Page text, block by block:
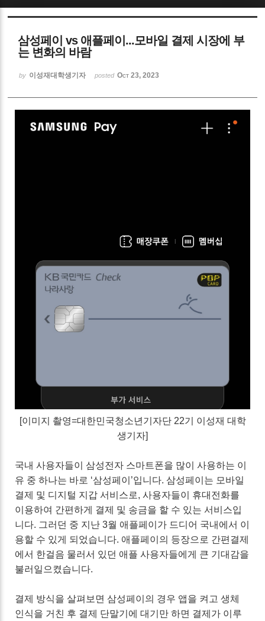
삼성페이 vs 애플페이...모바일 결제 시장에 부
는 변화의 바람
by 이성재대학생기자 posted Oct 23, 2023
[이미지 촬영=대한민국청소년기자단 22기 이성재 대학
생기자]
국내 사용자들이 삼성전자 스마트폰을 많이 사용하는 이
유 중 하나는 바로 ‘삼성페이’입니다. 삼성페이는 모바일
결제 및 디지털 지갑 서비스로, 사용자들이 휴대전화를
이용하여 간편하게 결제 및 송금을 할 수 있는 서비스입
니다. 그러던 중 지난 3월 애플페이가 드디어 국내에서 이
용할 수 있게 되었습니다. 애플페이의 등장으로 간편결제
에서 한걸음 물러서 있던 애플 사용자들에게 큰 기대감을
불러일으켰습니다.
결제 방식을 살펴보면 삼성페이의 경우 앱을 켜고 생체
인식을 거친 후 결제 단말기에 대기만 하면 결제가 이루
Sketchbook5, 스케치북5
Sketchbook5, 스케치북5